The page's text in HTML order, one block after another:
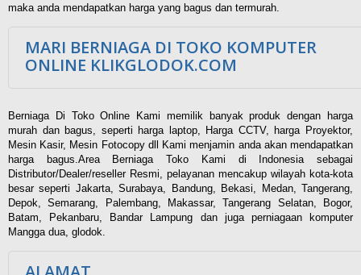
maka anda mendapatkan harga yang bagus dan termurah.
MARI BERNIAGA DI TOKO KOMPUTER
ONLINE KLIKGLODOK.COM
Berniaga Di Toko Online Kami memilik banyak produk dengan harga
murah dan bagus, seperti harga laptop, Harga CCTV, harga Proyektor,
Mesin Kasir, Mesin Fotocopy dll Kami menjamin anda akan mendapatkan
harga bagus.Area Berniaga Toko Kami di Indonesia sebagai
Distributor/Dealer/reseller Resmi, pelayanan mencakup wilayah kota-kota
besar seperti Jakarta, Surabaya, Bandung, Bekasi, Medan, Tangerang,
Depok, Semarang, Palembang, Makassar, Tangerang Selatan, Bogor,
Batam, Pekanbaru, Bandar Lampung dan juga perniagaan komputer
Mangga dua, glodok.